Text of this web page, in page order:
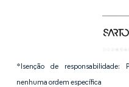
*Isenção de responsabilidade:
nenhuma ordem específica